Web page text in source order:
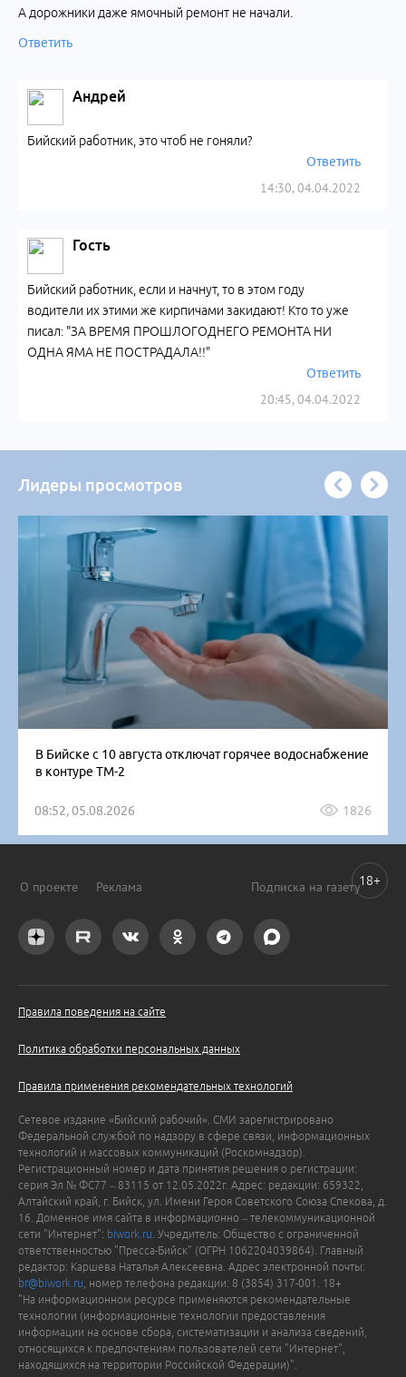
А дорожники даже ямочный ремонт не начали.
Ответить
Андрей
14:30, 04.04.2022
Бийский работник, это чтоб не гоняли?
Ответить
Гость
20:45, 04.04.2022
Бийский работник, если и начнут, то в этом году
водители их этими же кирпичами закидают! Кто то уже
писал: "ЗА ВРЕМЯ ПРОШЛОГОДНЕГО РЕМОНТА НИ
ОДНА ЯМА НЕ ПОСТРАДАЛА!!"
Ответить
Лидеры просмотров
В Бийске с 10 августа отключат горячее водоснабжение
в контуре ТМ-2
08:52, 05.08.2026 1826
О проекте Реклама Подписка на газету
Правила поведения на сайте
Политика обработки персональных данных
Правила применения рекомендательных технологий
Сетевое издание «Бийский рабочий». СМИ зарегистрировано
Федеральной службой по надзору в сфере связи, информационных
технологий и массовых коммуникаций (Роскомнадзор).
Регистрационный номер и дата принятия решения о регистрации:
серия Эл № ФС77 – 83115 от 12.05.2022г. Адрес: редакции: 659322,
Алтайский край, г. Бийск, ул. Имени Героя Советского Союза Спекова, д.
16. Доменное имя сайта в информационно – телекоммуникационной
сети "Интернет": biwork.ru . Учредитель: Общество с ограниченной
ответственностью "Пресса-Бийск" (ОГРН 1062204039864). Главный
редактор: Каршева Наталья Алексеевна. Адрес электронной почты:
br@biwork.ru , номер телефона редакции: 8 (3854) 317-001. 18+
"На информационном ресурсе применяются рекомендательные
технологии (информационные технологии предоставления
информации на основе сбора, систематизации и анализа сведений,
относящихся к предпочтениям пользователей сети "Интернет",
находящихся на территории Российской Федерации)".
18+